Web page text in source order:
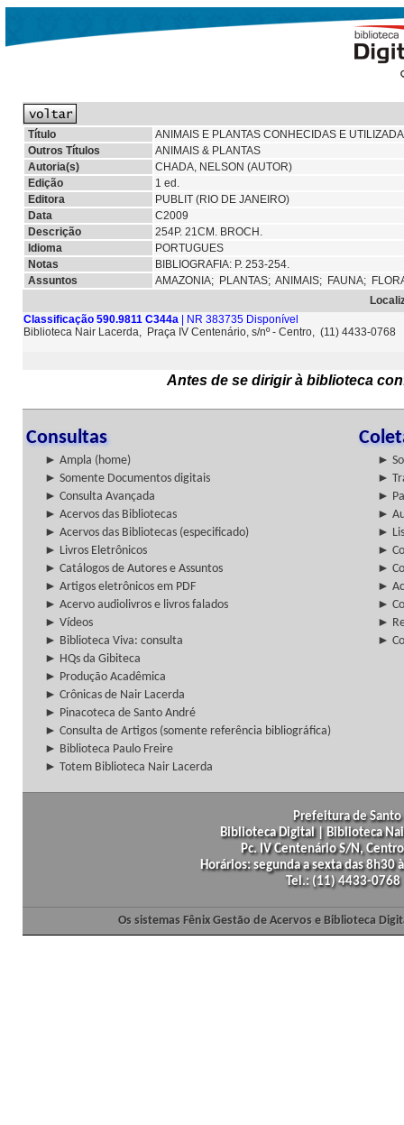
Título
ANIMAIS E PLANTAS CONHECIDAS E
Outros Títulos
ANIMAIS & PLANTAS
Autoria(s)
CHADA, NELSON (AUTOR)
Edição
1 ed.
Editora
PUBLIT (RIO DE JANEIRO)
Data
C2009
Descrição
254P. 21CM. BROCH.
Idioma
PORTUGUES
Notas
BIBLIOGRAFIA: P. 253-254.
Assuntos
AMAZONIA; PLANTAS; ANIMAIS; FAUNA;
Classificação 590.9811 C344a | NR 383735 Disponível
Biblioteca Nair Lacerda, Praça IV Centenário, s/nº - Centro, (11) 4433-0768
Antes de se dirigir à biblioteca
Consultas
► Ampla (home)
►
► Somente Documentos digitais
►
► Consulta Avançada
►
► Acervos das Bibliotecas
►
► Acervos das Bibliotecas (especificado)
►
► Livros Eletrônicos
►
► Catálogos de Autores e Assuntos
►
► Artigos eletrônicos em PDF
►
► Acervo audiolivros e livros falados
►
► Vídeos
►
► Biblioteca Viva: consulta
►
► HQs da Gibiteca
► Produção Acadêmica
► Crônicas de Nair Lacerda
► Pinacoteca de Santo André
► Consulta de Artigos (somente referência bibliográfica)
► Biblioteca Paulo Freire
► Totem Biblioteca Nair Lacerda
Prefeitura de
Biblioteca Digital | Biblioteca
Pc. IV Centenário S/N,
Horários: segunda a sexta das
Tel.: (11) 4433-
Os sistemas Fênix Gestão de Acervos e Biblioteca